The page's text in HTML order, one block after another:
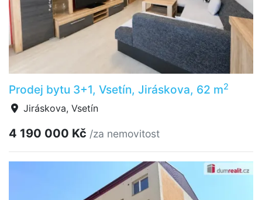
Prodej bytu 3+1, Vsetín, Jiráskova, 62 m2
Jiráskova, Vsetín
4 190 000 Kč /za nemovitost